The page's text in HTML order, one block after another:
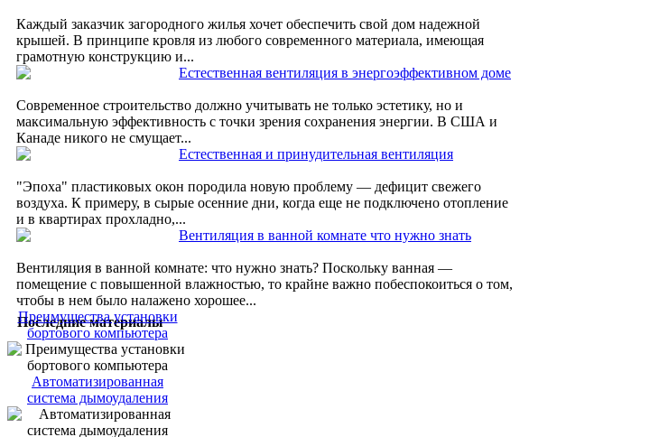
Каждый заказчик загородного жилья хочет обеспечить свой дом надежной
крышей. В принципе кровля из любого современного материала, имеющая
грамотную конструкцию и...
Естественная вентиляция в энергоэффективном доме
Современное строительство должно учитывать не только эстетику, но и
максимальную эффективность с точки зрения сохранения энергии. В США и
Канаде никого не смущает...
Естественная и принудительная вентиляция
"Эпоха" пластиковых окон породила новую проблему — дефицит свежего
воздуха. К примеру, в сырые осенние дни, когда еще не подключено отопление
и в квартирах прохладно,...
Вентиляция в ванной комнате что нужно знать
Вентиляция в ванной комнате: что нужно знать? Поскольку ванная —
помещение с повышенной влажностью, то крайне важно побеспокоиться о том,
чтобы в нем было налажено хорошее...
Последние материалы
Преимущества установки
бортового компьютера
Автоматизированная
система дымоудаления